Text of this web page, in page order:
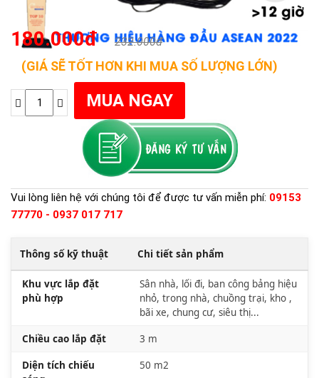
180.000đ 232.000đ
(GIÁ SẼ TỐT HƠN KHI MUA SỐ LƯỢNG LỚN)
Vui lòng liên hệ với chúng tôi để được tư vấn miễn phí: 09153
77770 - 0937 017 717
Thông số kỹ thuật Chi tiết sản phẩm
Khu vực lắp đặt
phù hợp
Sân nhà, lối đi, ban công bảng hiệu
nhỏ, trong nhà, chuồng trại, kho ,
bãi xe, chung cư, siêu thị...
Chiều cao lắp đặt 3 m
Diện tích chiếu
50 m2